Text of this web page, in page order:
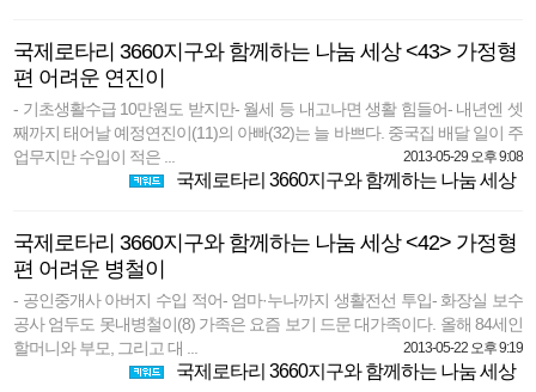
국제로타리 3660지구와 함께하는 나눔 세상 <43> 가정형
편 어려운 연진이
- 기초생활수급 10만원도 받지만- 월세 등 내고나면 생활 힘들어- 내년엔 셋
째까지 태어날 예정연진이(11)의 아빠(32)는 늘 바쁘다. 중국집 배달 일이 주
업무지만 수입이 적은 ...
2013-05-29 오후 9:08
국제로타리 3660지구와 함께하는 나눔 세상
국제로타리 3660지구와 함께하는 나눔 세상 <42> 가정형
편 어려운 병철이
- 공인중개사 아버지 수입 적어- 엄마·누나까지 생활전선 투입- 화장실 보수
공사 엄두도 못내병철이(8) 가족은 요즘 보기 드문 대가족이다. 올해 84세인
할머니와 부모, 그리고 대 ...
2013-05-22 오후 9:19
국제로타리 3660지구와 함께하는 나눔 세상